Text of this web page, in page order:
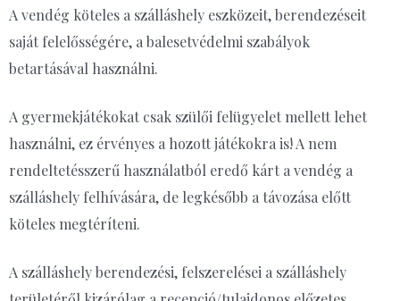
A vendég köteles a szálláshely eszközeit, berendezéseit
saját felelősségére, a balesetvédelmi szabályok
betartásával használni.
A gyermekjátékokat csak szülői felügyelet mellett lehet
használni, ez érvényes a hozott játékokra is! A nem
rendeltetésszerű használatból eredő kárt a vendég a
szálláshely felhívására, de legkésőbb a távozása előtt
köteles megtéríteni.
A szálláshely berendezési, felszerelései a szálláshely